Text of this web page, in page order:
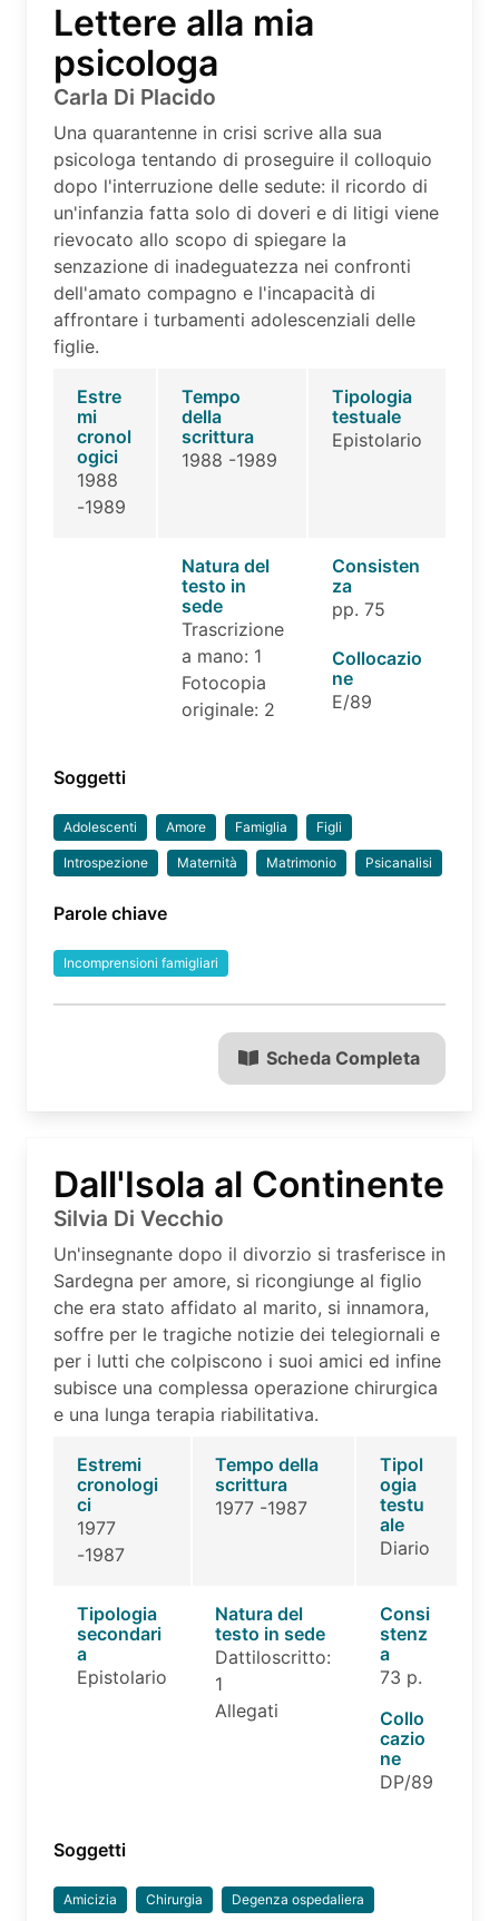
Lettere alla mia
psicologa
Carla Di Placido
Una quarantenne in crisi scrive alla sua
psicologa tentando di proseguire il colloquio
dopo l'interruzione delle sedute: il ricordo di
un'infanzia fatta solo di doveri e di litigi viene
rievocato allo scopo di spiegare la
senzazione di inadeguatezza nei confronti
dell'amato compagno e l'incapacità di
affrontare i turbamenti adolescenziali delle
figlie.
Estre
mi
cronol
ogici
1988
-1989
Tempo
della
scrittura
1988 -1989
Tipologia
testuale
Epistolario
Natura del
testo in
sede
Trascrizione
a mano: 1
Fotocopia
originale: 2
Consisten
za
pp. 75
Collocazio
ne
E/89
Soggetti
Adolescenti Amore Famiglia Figli
Introspezione Maternità Matrimonio Psicanalisi
Parole chiave
Incomprensioni famigliari
Scheda Completa
Dall'Isola al Continente
Silvia Di Vecchio
Un'insegnante dopo il divorzio si trasferisce in
Sardegna per amore, si ricongiunge al figlio
che era stato affidato al marito, si innamora,
soffre per le tragiche notizie dei telegiornali e
per i lutti che colpiscono i suoi amici ed infine
subisce una complessa operazione chirurgica
e una lunga terapia riabilitativa.
Estremi
cronologi
ci
1977
-1987
Tempo della
scrittura
1977 -1987
Tipol
ogia
testu
ale
Diario
Tipologia
secondari
a
Epistolario
Natura del
testo in sede
Dattiloscritto:
1
Allegati
Consi
stenz
a
73 p.
Collo
cazio
ne
DP/89
Soggetti
Amicizia Chirurgia Degenza ospedaliera